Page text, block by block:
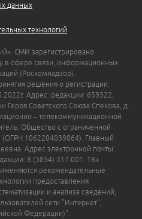
данных
технологий
СМИ зарегистрировано
в сфере связи, информационных
(Роскомнадзор).
решения о регистрации:
Адрес: редакции: 659322,
Героя Советского Союза Спекова, д.
– телекоммуникационной
Общество с ограниченной
(ОГРН 1062204039864). Главный
Адрес электронной почты:
8 (3854) 317-001. 18+
рекомендательные
предоставления
и анализа сведений,
сети "Интернет",
Федерации)".